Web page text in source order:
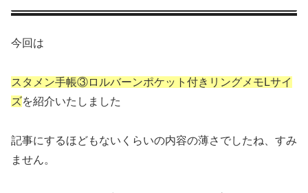
今回は
スタメン手帳③ロルバーンポケット付きリングメモLサイ
ズを紹介いたしました
記事にするほどもないくらいの内容の薄さでしたね、すみ
ません。